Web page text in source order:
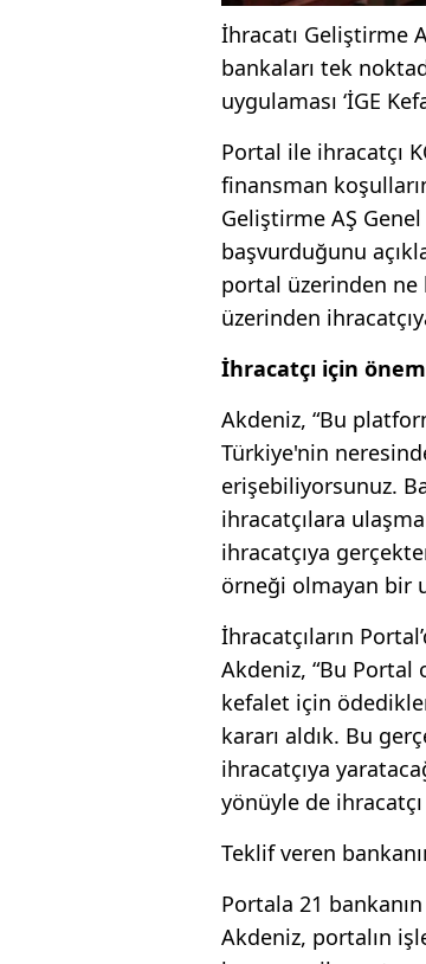
İhracatı Geliştirme
bankaları tek
uygulaması ‘İGE
Portal ile ihracatçı
finansman
Geliştirme AŞ
başvurduğunu
portal üzerinden ne
üzerinden
İhracatçı için
Akdeniz, “Bu
Türkiye'nin
erişebiliyorsunuz.
ihracatçılara
ihracatçıya
örneği olmayan bir
İhracatçıların
Akdeniz, “Bu Portal
kefalet için
kararı aldık. Bu
ihracatçıya
yönüyle de
Teklif veren
Portala 21
Akdeniz, portalın